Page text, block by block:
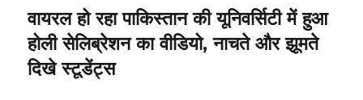
Next
post:
वायरल हो रहा पाकिस्तान की यूनिवर्सिटी में हुआ
होली सेलिब्रेशन का वीडियो, नाचते और झूमते
दिखे स्टूडेंट्स